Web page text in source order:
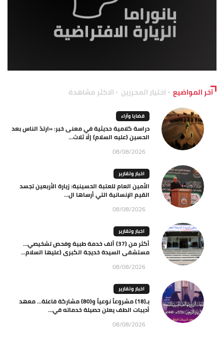
آخر المواضيع اختيار المحررين الاكثر مشاهدة
قضايا وآراء
دراسة كلامية حديثية في معنى خبر: «ارتدّ الناس بعد
الحسين (عليه السلام) إلّا ثلاث...
08/08/2026
اخبار وتقارير
الأمين العام للعتبة الحسينية: زيارة الأربعين تجسد
القيم الإنسانية التي أرساها ال...
08/08/2026
اخبار وتقارير
أكثر من (37) ألف خدمة طبية وفحص تشخيصي…
مستشفى السيدة خديجة الكبرى (عليها السلام...
08/08/2026
اخبار وتقارير
بـ(18) مشروعاً نوعياً و(80) مشاركة فاعلة… معهد
أديبات الطف يعلن حصيلة خدماته في...
08/08/2026